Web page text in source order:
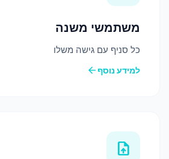
משתמשי משנה
כל סניף עם גישה משלו
למידע נוסףarrow_back
upload_file